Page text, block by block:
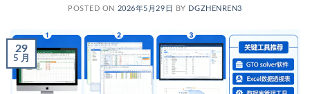
POSTED ON 2026年5月29日 BY DGZHENREN3
29
5 月